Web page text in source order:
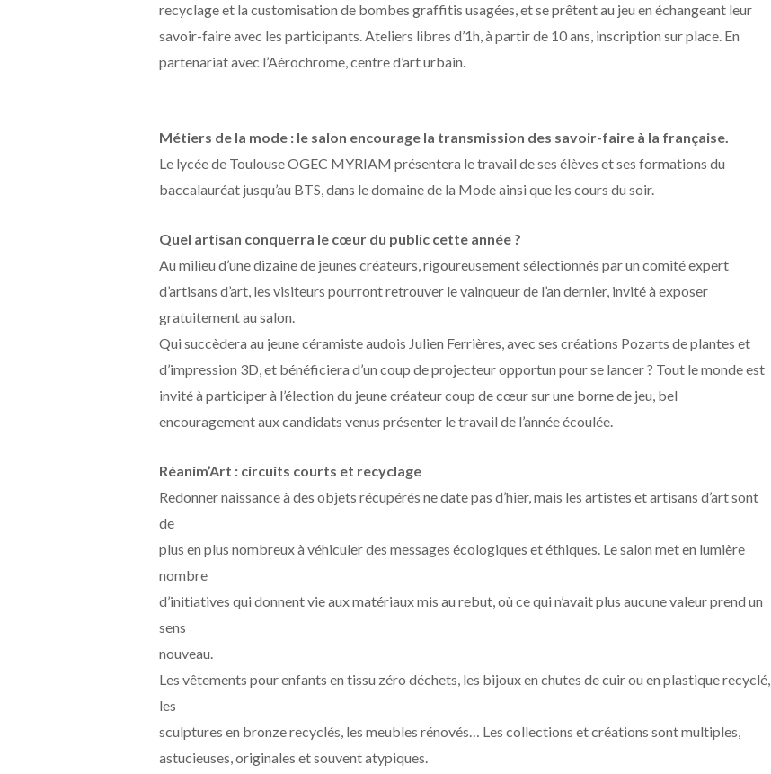
recyclage et la customisation de bombes graffitis usagées, et se prêtent au jeu en échangeant leur
savoir-faire avec les participants. Ateliers libres d’1h, à partir de 10 ans, inscription sur place. En
partenariat avec l’Aérochrome, centre d’art urbain.
Métiers de la mode : le salon encourage la transmission des savoir-faire à la française.
Le lycée de Toulouse OGEC MYRIAM présentera le travail de ses élèves et ses formations du
baccalauréat jusqu’au BTS, dans le domaine de la Mode ainsi que les cours du soir.
Quel artisan conquerra le cœur du public cette année ?
Au milieu d’une dizaine de jeunes créateurs, rigoureusement sélectionnés par un comité expert
d’artisans d’art, les visiteurs pourront retrouver le vainqueur de l’an dernier, invité à exposer
gratuitement au salon.
Qui succèdera au jeune céramiste audois Julien Ferrières, avec ses créations Pozarts de plantes et
d’impression 3D, et bénéficiera d’un coup de projecteur opportun pour se lancer ? Tout le monde est
invité à participer à l’élection du jeune créateur coup de cœur sur une borne de jeu, bel
encouragement aux candidats venus présenter le travail de l’année écoulée.
Réanim’Art : circuits courts et recyclage
Redonner naissance à des objets récupérés ne date pas d’hier, mais les artistes et artisans d’art sont
de
plus en plus nombreux à véhiculer des messages écologiques et éthiques. Le salon met en lumière
nombre
d’initiatives qui donnent vie aux matériaux mis au rebut, où ce qui n’avait plus aucune valeur prend un
sens
nouveau.
Les vêtements pour enfants en tissu zéro déchets, les bijoux en chutes de cuir ou en plastique recyclé,
les
sculptures en bronze recyclés, les meubles rénovés… Les collections et créations sont multiples,
astucieuses, originales et souvent atypiques.